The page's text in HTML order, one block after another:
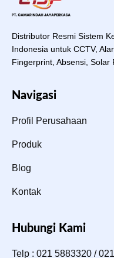
Distributor Resmi Sistem
Indonesia untuk CCTV,
Fingerprint, Absensi, Solar
Navigasi
Profil Perusahaan
Produk
Blog
Kontak
Hubungi Kami
Telp : 021 5883320 /